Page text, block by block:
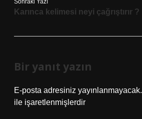
Sonraki Yazı
Karınca kelimesi neyi çağrıştırır ?
Bir yanıt yazın
E-posta adresiniz yayınlanmayacak.
ile işaretlenmişlerdir